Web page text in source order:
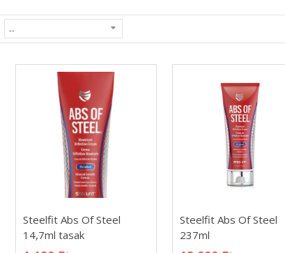
Steelfit Abs Of Steel
14,7ml tasak
Steelfit Abs Of Steel
14,7ml tasak
Steelfit Abs Of Steel
237ml
Steelfit Abs Of Steel
237ml